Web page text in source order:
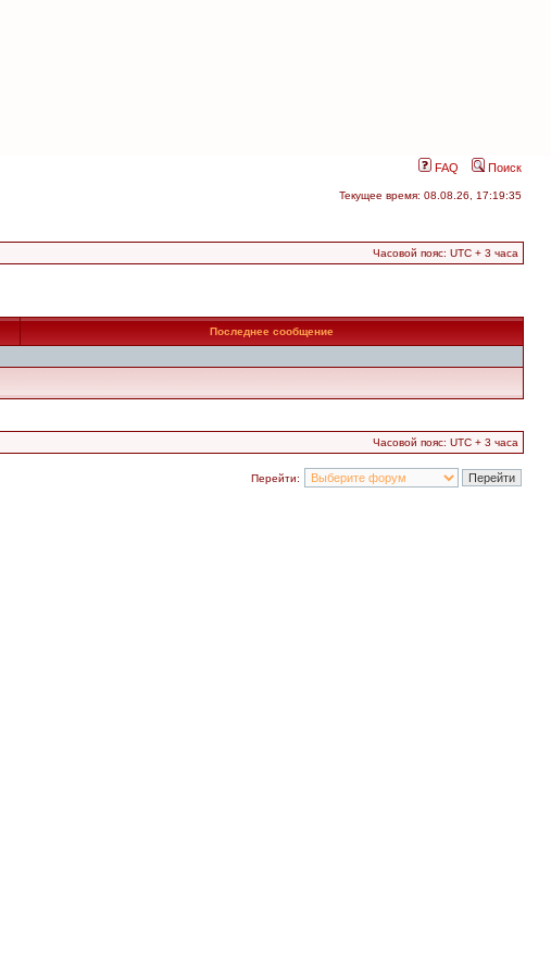
FAQ Поиск
Текущее время: 08.08.26, 17:19:35
Часовой пояс: UTC + 3 часа
Последнее сообщение
Часовой пояс: UTC + 3 часа
Перейти: